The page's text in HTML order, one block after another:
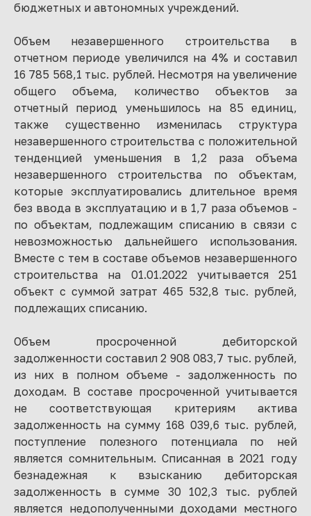
бюджетных и автономных учреждений.
Объем незавершенного строительства в
отчетном периоде увеличился на 4% и составил
16 785 568,1 тыс. рублей. Несмотря на увеличение
общего объема, количество объектов за
отчетный период уменьшилось на 85 единиц,
также существенно изменилась структура
незавершенного строительства с положительной
тенденцией уменьшения в 1,2 раза объема
незавершенного строительства по объектам,
которые эксплуатировались длительное время
без ввода в эксплуатацию и в 1,7 раза объемов -
по объектам, подлежащим списанию в связи с
невозможностью дальнейшего использования.
Вместе с тем в составе объемов незавершенного
строительства на 01.01.2022 учитывается 251
объект с суммой затрат 465 532,8 тыс. рублей,
подлежащих списанию.
Объем просроченной дебиторской
задолженности составил 2 908 083,7 тыс. рублей,
из них в полном объеме - задолженность по
доходам. В составе просроченной учитывается
не соответствующая критериям актива
задолженность на сумму 168 039,6 тыс. рублей,
поступление полезного потенциала по ней
является сомнительным. Списанная в 2021 году
безнадежная к взысканию дебиторская
задолженность в сумме 30 102,3 тыс. рублей
является недополученными доходами местного